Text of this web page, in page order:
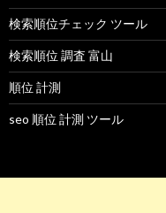
検索順位チェック ツール
検索順位 調査 富山
順位 計測
seo 順位 計測 ツール